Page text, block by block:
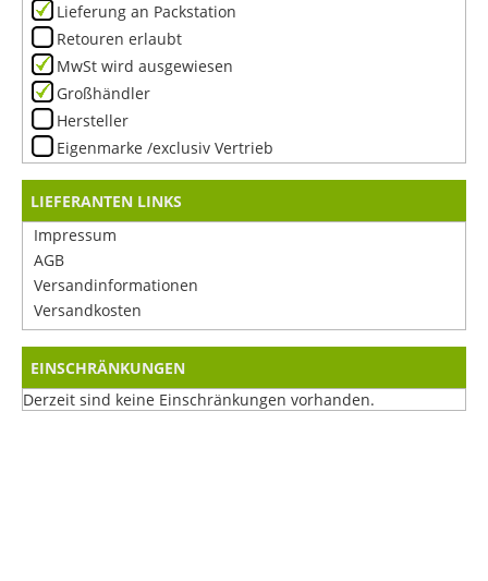
Lieferung an Packstation
Retouren erlaubt
MwSt wird ausgewiesen
Großhändler
Hersteller
Eigenmarke /exclusiv Vertrieb
LIEFERANTEN LINKS
Impressum
AGB
Versandinformationen
Versandkosten
EINSCHRÄNKUNGEN
Derzeit sind keine Einschränkungen vorhanden.